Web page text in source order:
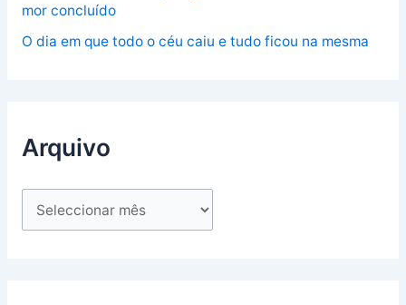
mor concluído
O dia em que todo o céu caiu e tudo ficou na mesma
Arquivo